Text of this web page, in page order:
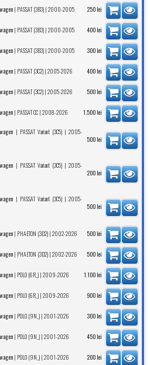
| PASSAT (3B3) | 2000-2005 250 lei
| PASSAT (3B3) | 2000-2005 400 lei
| PASSAT (3B3) | 2000-2005 300 lei
| PASSAT (3C2) | 2005-2026 400 lei
| PASSAT (3C2) | 2005-2026 500 lei
| PASSAT CC | 2008-2026 1.500 lei
| PASSAT Variant (3C5) | 2005-
500 lei
| PASSAT Variant (3C5) | 2005-
200 lei
| PASSAT Variant (3C5) | 2005-
500 lei
| PHAETON (3D2) | 2002-2026 500 lei
| PHAETON (3D2) | 2002-2026 500 lei
| POLO (6R_) | 2009-2026 1.100 lei
| POLO (6R_) | 2009-2026 900 lei
| POLO (9N_) | 2001-2026 300 lei
| POLO (9N_) | 2001-2026 450 lei
| POLO (9N_) | 2001-2026 200 lei